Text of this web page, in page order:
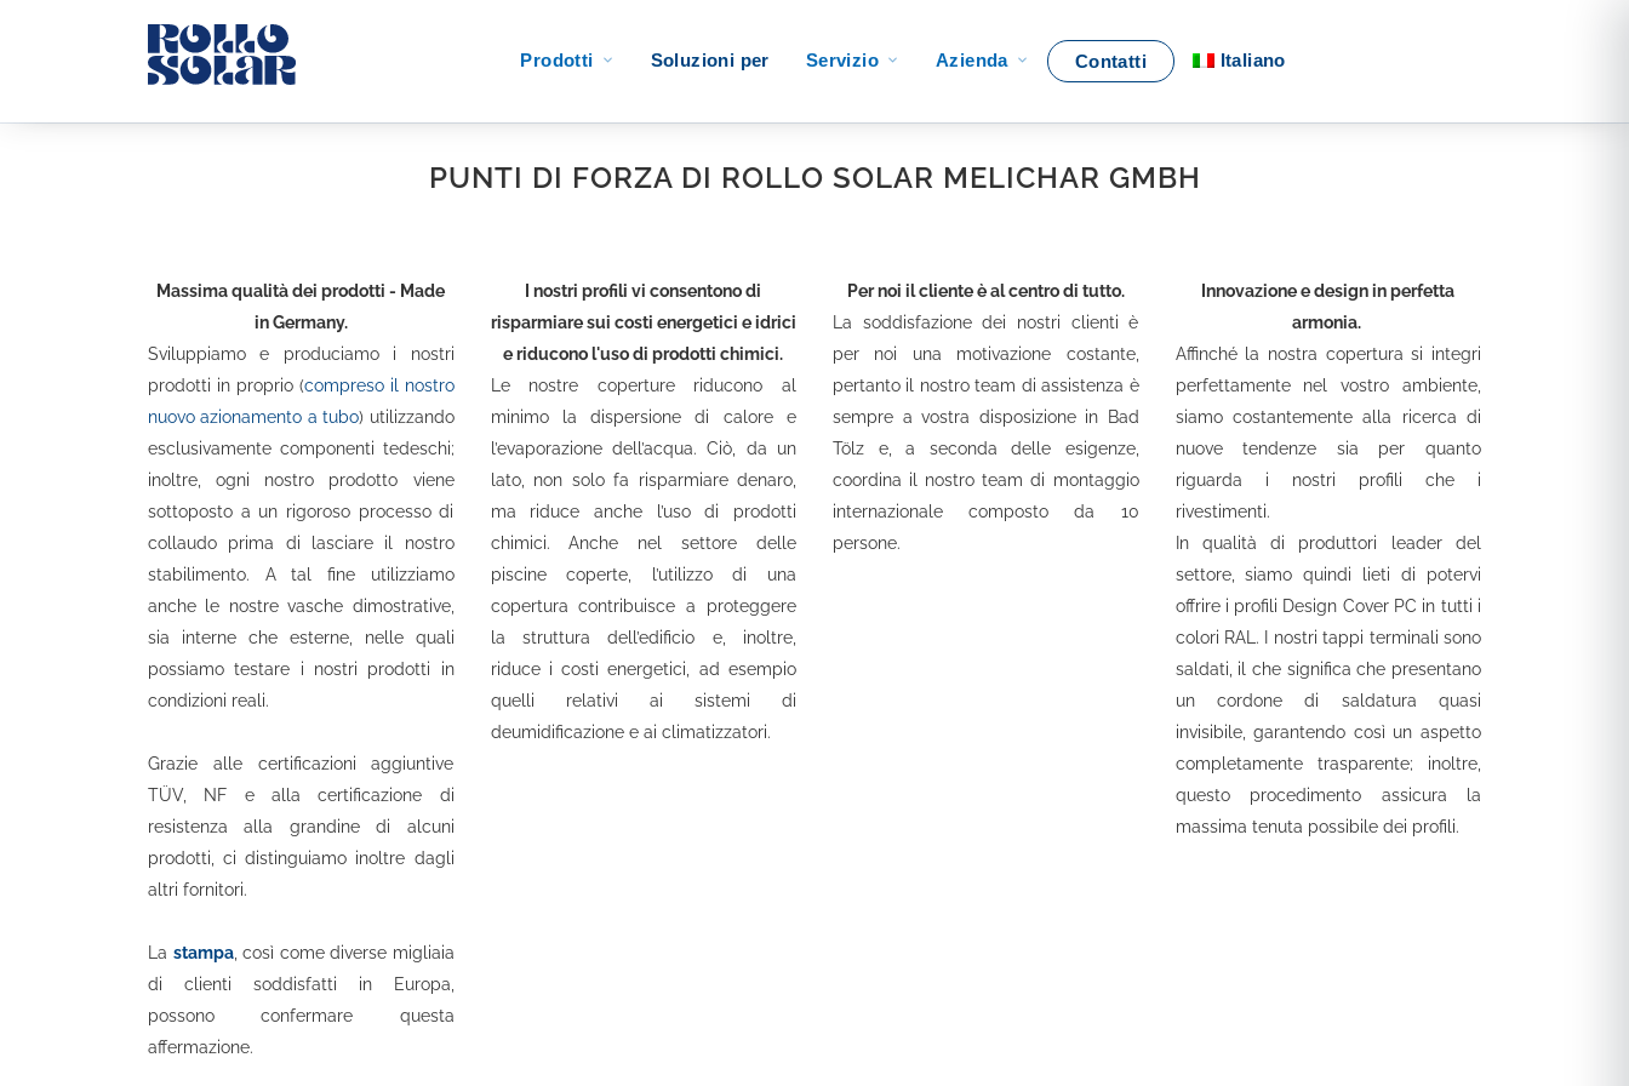
Prodotti Soluzioni per Servizio Azienda Contatti Italiano
Vantaggi di una copertura per piscina Rollo Solar
PUNTI DI FORZA DI ROLLO SOLAR MELICHAR GMBH
Massima qualità dei prodotti - Made
in Germany.
Sviluppiamo e produciamo i nostri
prodotti in proprio (compreso il nostro
nuovo azionamento a tubo) utilizzando
esclusivamente componenti tedeschi;
inoltre, ogni nostro prodotto viene
sottoposto a un rigoroso processo di
collaudo prima di lasciare il nostro
stabilimento. A tal fine utilizziamo
anche le nostre vasche dimostrative,
sia interne che esterne, nelle quali
possiamo testare i nostri prodotti in
condizioni reali.
Grazie alle certificazioni aggiuntive
TÜV, NF e alla certificazione di
resistenza alla grandine di alcuni
prodotti, ci distinguiamo inoltre dagli
altri fornitori.
La stampa, così come diverse migliaia
di clienti soddisfatti in Europa,
possono confermare questa
affermazione.
I nostri profili vi consentono di
risparmiare sui costi energetici e idrici
e riducono l'uso di prodotti chimici.
Le nostre coperture riducono al
minimo la dispersione di calore e
l’evaporazione dell’acqua. Ciò, da un
lato, non solo fa risparmiare denaro,
ma riduce anche l’uso di prodotti
chimici. Anche nel settore delle
piscine coperte, l’utilizzo di una
copertura contribuisce a proteggere
la struttura dell’edificio e, inoltre,
riduce i costi energetici, ad esempio
quelli relativi ai sistemi di
deumidificazione e ai climatizzatori.
Per noi il cliente è al centro di tutto.
La soddisfazione dei nostri clienti è
per noi una motivazione costante,
pertanto il nostro team di assistenza è
sempre a vostra disposizione in Bad
Tölz e, a seconda delle esigenze,
coordina il nostro team di montaggio
internazionale composto da 10
persone.
Innovazione e design in perfetta
armonia.
Affinché la nostra copertura si integri
perfettamente nel vostro ambiente,
siamo costantemente alla ricerca di
nuove tendenze sia per quanto
riguarda i nostri profili che i
rivestimenti.
In qualità di produttori leader del
settore, siamo quindi lieti di potervi
offrire i profili Design Cover PC in tutti i
colori RAL. I nostri tappi terminali sono
saldati, il che significa che presentano
un cordone di saldatura quasi
invisibile, garantendo così un aspetto
completamente trasparente; inoltre,
questo procedimento assicura la
massima tenuta possibile dei profili.